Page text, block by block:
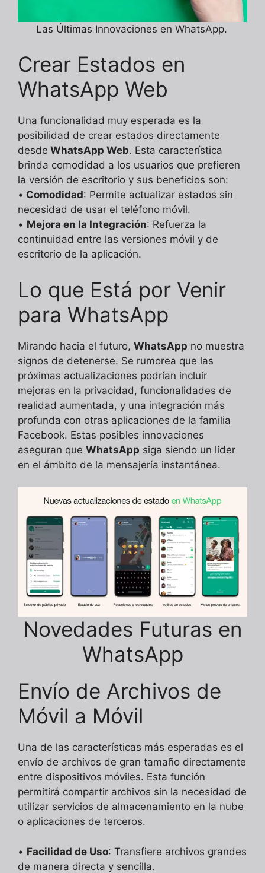
Las Últimas Innovaciones en WhatsApp.
Crear Estados en
WhatsApp Web
Una funcionalidad muy esperada es la
posibilidad de crear estados directamente
desde WhatsApp Web. Esta característica
brinda comodidad a los usuarios que prefieren
la versión de escritorio y sus beneficios son:
• Comodidad: Permite actualizar estados sin
necesidad de usar el teléfono móvil.
• Mejora en la Integración: Refuerza la
continuidad entre las versiones móvil y de
escritorio de la aplicación.
Lo que Está por Venir
para WhatsApp
Mirando hacia el futuro, WhatsApp no muestra
signos de detenerse. Se rumorea que las
próximas actualizaciones podrían incluir
mejoras en la privacidad, funcionalidades de
realidad aumentada, y una integración más
profunda con otras aplicaciones de la familia
Facebook. Estas posibles innovaciones
aseguran que WhatsApp siga siendo un líder
en el ámbito de la mensajería instantánea.
Novedades Futuras en
WhatsApp
Envío de Archivos de
Móvil a Móvil
Una de las características más esperadas es el
envío de archivos de gran tamaño directamente
entre dispositivos móviles. Esta función
permitirá compartir archivos sin la necesidad de
utilizar servicios de almacenamiento en la nube
o aplicaciones de terceros.
• Facilidad de Uso: Transfiere archivos grandes
de manera directa y sencilla.